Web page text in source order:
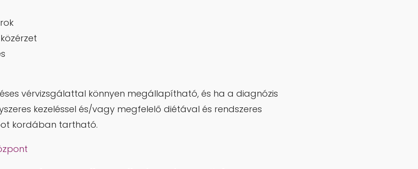
vérvizsgálattal könnyen megállapítható, és ha a diagnózis
kezeléssel és/vagy megfelelő diétával és rendszeres
kordában tartható.